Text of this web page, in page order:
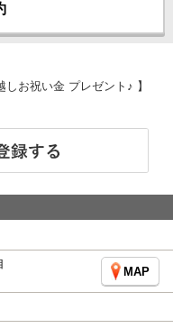
お祝い金 プレゼント♪ 】
MAP